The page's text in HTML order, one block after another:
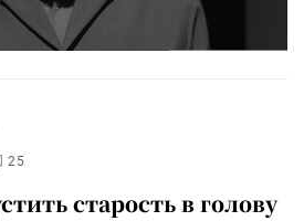
25
старость в голову